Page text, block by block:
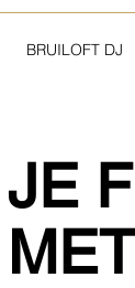
BRUILOFT DJ